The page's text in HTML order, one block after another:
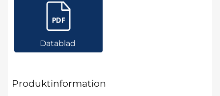
Datablad
Produktinformation